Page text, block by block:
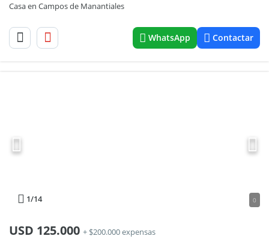
Casa en Campos de Manantiales
WhatsApp Contactar
1/14 0
USD 125.000 + $200.000 expensas